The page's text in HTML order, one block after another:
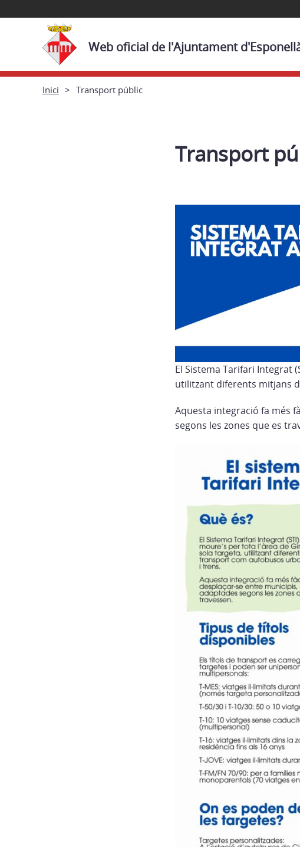
Web oficial de l'Ajuntament
Inici Transport públic
Transport
El Sistema Tarifari Integrat
utilitzant diferents mitjans
Aquesta integració fa més
segons les zones que es